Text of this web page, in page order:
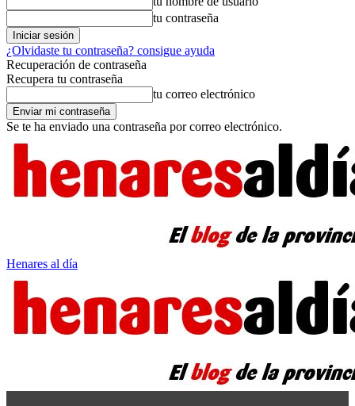
tu contraseña
¿Olvidaste tu contraseña? consigue ayuda
Recuperación de contraseña
Recupera tu contraseña
tu correo electrónico
Se te ha enviado una contraseña por correo electrónico.
Henares al día